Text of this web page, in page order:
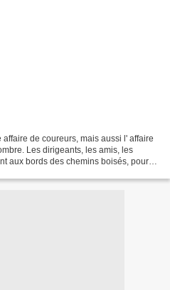
de coureurs, mais aussi l' affaire
Les dirigeants, les amis, les
aux bords des chemins boisés, pour